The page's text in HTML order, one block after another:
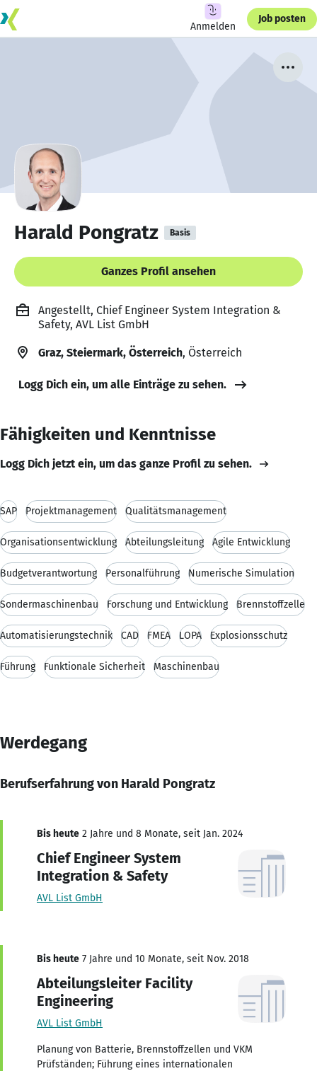
Anmelden
Job posten
Harald Pongratz Basis
Ganzes Profil ansehen
Angestellt, Chief Engineer System Integration &
Safety, AVL List GmbH
Graz, Steiermark, Österreich, Österreich
Logg Dich ein, um alle Einträge zu sehen.
Fähigkeiten und Kenntnisse
Logg Dich jetzt ein, um das ganze Profil zu sehen.
SAP Projektmanagement Qualitätsmanagement
Organisationsentwicklung Abteilungsleitung Agile Entwicklung
Budgetverantwortung Personalführung Numerische Simulation
Sondermaschinenbau Forschung und Entwicklung Brennstoffzelle
Automatisierungstechnik CAD FMEA LOPA Explosionsschutz
Führung Funktionale Sicherheit Maschinenbau
Werdegang
Berufserfahrung von Harald Pongratz
Bis heute 2 Jahre und 8 Monate, seit Jan. 2024
Chief Engineer System
Integration & Safety
AVL List GmbH
Bis heute 7 Jahre und 10 Monate, seit Nov. 2018
Abteilungsleiter Facility
Engineering
AVL List GmbH
Planung von Batterie, Brennstoffzellen und VKM
Prüfständen; Führung eines internationalen